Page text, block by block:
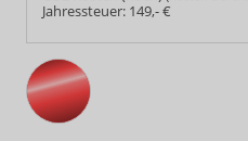
Jahressteuer: 149,- €